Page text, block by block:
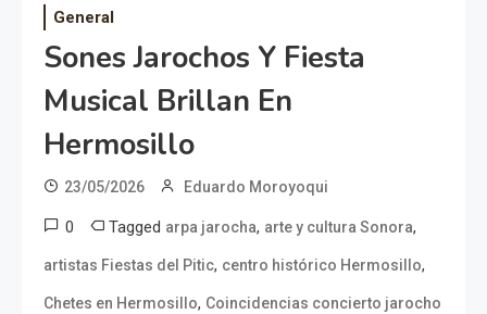
General
Sones Jarochos Y Fiesta
Musical Brillan En
Hermosillo
23/05/2026 Eduardo Moroyoqui
0 Tagged arpa jarocha, arte y cultura Sonora,
artistas Fiestas del Pitic, centro histórico Hermosillo,
Chetes en Hermosillo, Coincidencias concierto jarocho